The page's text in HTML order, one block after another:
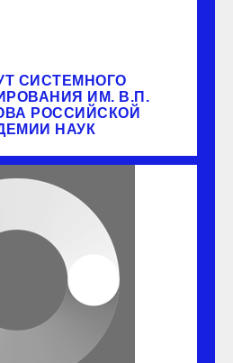
СИСТЕМНОГО
ИМ. В.П.
РОССИЙСКОЙ
НАУК